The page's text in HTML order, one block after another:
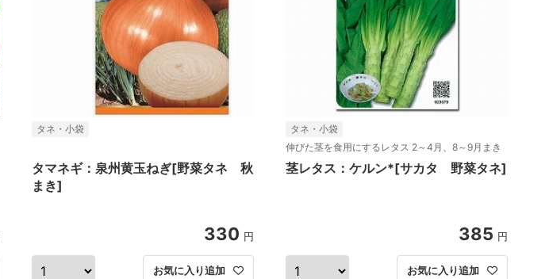
タネ・小袋
タマネギ：泉州黄玉ねぎ[野菜タネ 秋
まき]
330 円
お気に入り追加
タネ・小袋
伸びた茎を食用にするレタス 2～4月、8～9月まき
茎レタス：ケルン*[サカタ 野菜タネ]
385 円
お気に入り追加